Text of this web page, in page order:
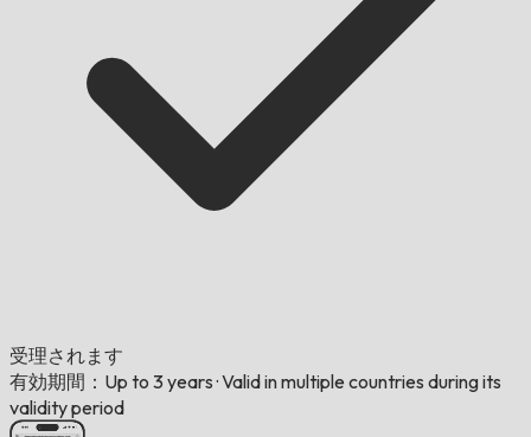
受理されます
有効期間：Up to 3 years ·Valid in multiple countries during its
validity period